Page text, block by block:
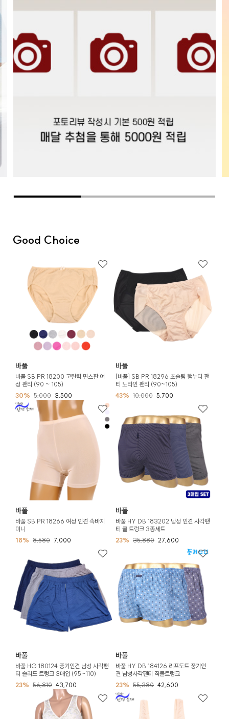
Good Choice
바풀
바풀 SB PR 18200 고탄력 면스판 여
성 팬티 (90 ~ 105)
30% 5,000 3,500
바풀
[바풀] SB PR 18296 초슬림 햄누디 팬
티 노라인 팬티 (90~105)
43% 10,000 5,700
바풀
바풀 SB PR 18266 여성 인견 속바지
미니
18% 8,580 7,000
바풀
바풀 HY DB 183202 남성 인견 사각팬
티 쿨 트렁크 3종세트
23% 35,880 27,600
바풀
바풀 HG 180124 풍기인견 남성 사각팬
티 솔리드 트렁크 3매입 (95~110)
23% 56,810 43,700
바풀
바풀 HY DB 184126 리프도트 풍기인
견 남성사각팬티 직물트렁크
23% 55,380 42,600